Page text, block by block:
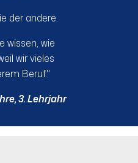
der andere.
wissen, wie
wir vieles
Beruf."
3. Lehrjahr